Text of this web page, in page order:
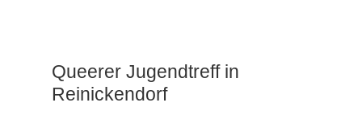
Queerer Jugendtreff in
Reinickendorf